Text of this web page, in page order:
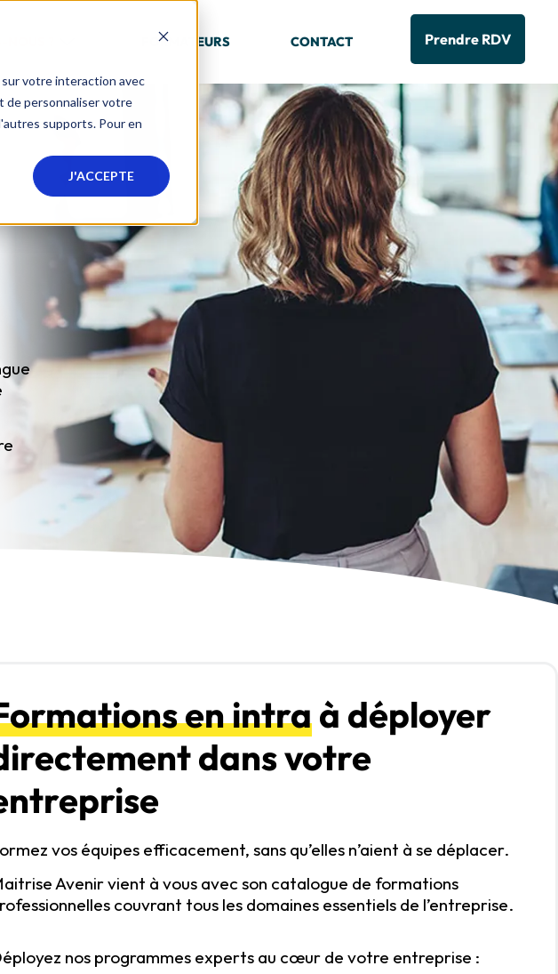
votre interaction avec
de personnaliser votre
supports. Pour en
J'ACCEPTE
FORMATEURS CONTACT Prendre RDV
en intraà déployer
dans votre
vos équipes efficacement, sans qu’elles n’aient à se déplacer.
Avenir vient à vous avec son catalogue de formations
couvrant tous les domaines essentiels de l’entreprise.
nos programmes experts au cœur de votre entreprise :